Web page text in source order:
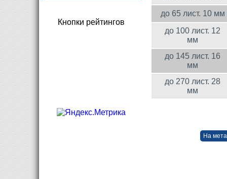
до 65 лист. 10 мм
до 100 лист. 12
мм
до 145 лист. 16
мм
до 270 лист. 28
мм
На
Кнопки рейтингов